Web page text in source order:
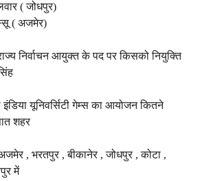
( जोधपुर)
( अजमेर)
निर्वाचन आयुक्त के पद पर किसको नियुक्ति
यूनिवर्सिटी गेम्स का आयोजन कितने
शहर
, भरतपुर , बीकानेर , जोधपुर , कोटा ,
में